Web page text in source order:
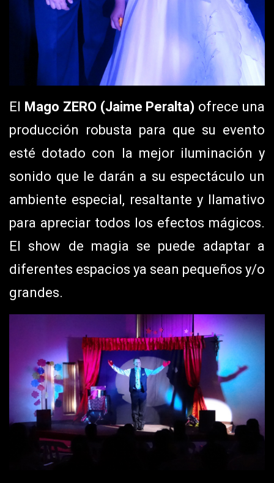
El Mago ZERO (Jaime Peralta) ofrece una
producción robusta para que su evento
esté dotado con la mejor iluminación y
sonido que le darán a su espectáculo un
ambiente especial, resaltante y llamativo
para apreciar todos los efectos mágicos.
El show de magia se puede adaptar a
diferentes espacios ya sean pequeños y/o
grandes.